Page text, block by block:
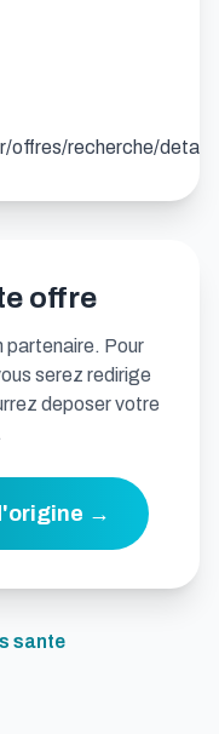
offres/recherche/detail/
offre
partenaire. Pour
serez redirige
deposer votre
→
sante